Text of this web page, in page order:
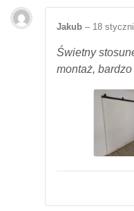
Jakub – 18
Świetny
montaż,